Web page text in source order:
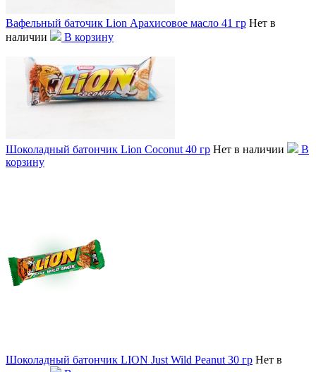
Вафельный баточик Lion Арахисовое масло 41 гр Нет в
наличии
В корзину
Шоколадный батончик Lion Coconut 40 гр Нет в наличии
В
корзину
Шоколадный батончик LION Just Wild Peanut 30 гр Нет в